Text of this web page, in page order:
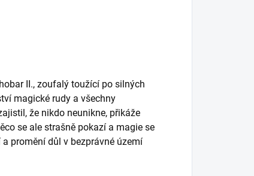
II., zoufalý toužící po silných
magické rudy a všechny
že nikdo neunikne, přikáže
se ale strašně pokazí a magie se
promění důl v bezprávné území